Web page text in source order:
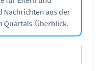
Nachrichten aus der
Quartals-Überblick.